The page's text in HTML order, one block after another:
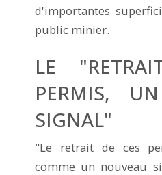
d'importantes
public minier.
LE
PERMIS,
SIGNAL"
"Le retrait de ces
comme un nouveau